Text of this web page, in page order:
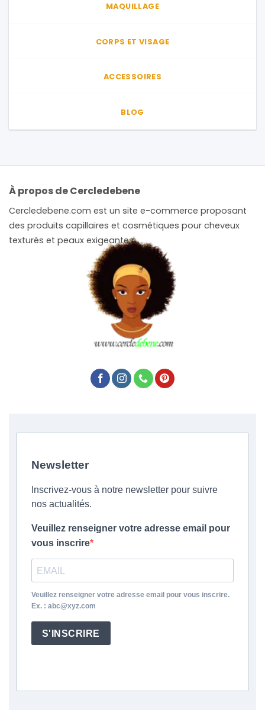
MAQUILLAGE
CORPS ET VISAGE
ACCESSOIRES
BLOG
À propos de Cercledebene
Cercledebene.com est un site e-commerce proposant
des produits capillaires et cosmétiques pour cheveux
texturés et peaux exigeantes.
Newsletter
Inscrivez-vous à notre newsletter pour suivre
nos actualités.
Veuillez renseigner votre adresse email pour
vous inscrire
Veuillez renseigner votre adresse email pour vous inscrire.
Ex. : abc@xyz.com
S'INSCRIRE